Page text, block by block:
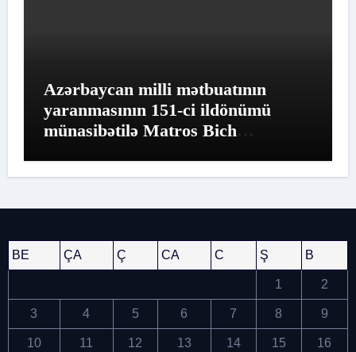
Azərbaycan milli mətbuatının
yaranmasının 151-ci ildönümü
münasibətilə Matros Bich
BE ÇA Ç CA C Ş B
1 2
3 4 5 6 7 8 9
10 11 12 13 14 15 16